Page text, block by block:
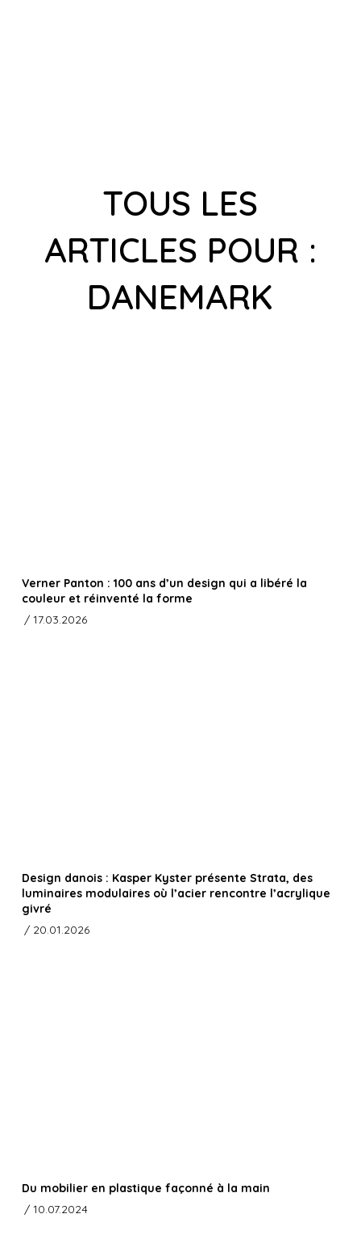
TOUS LES
ARTICLES POUR :
DANEMARK
Verner Panton : 100 ans d’un design qui a libéré la
couleur et réinventé la forme
/ 17.03.2026
Design danois : Kasper Kyster présente Strata, des
luminaires modulaires où l’acier rencontre l’acrylique
givré
/ 20.01.2026
Du mobilier en plastique façonné à la main
/ 10.07.2024